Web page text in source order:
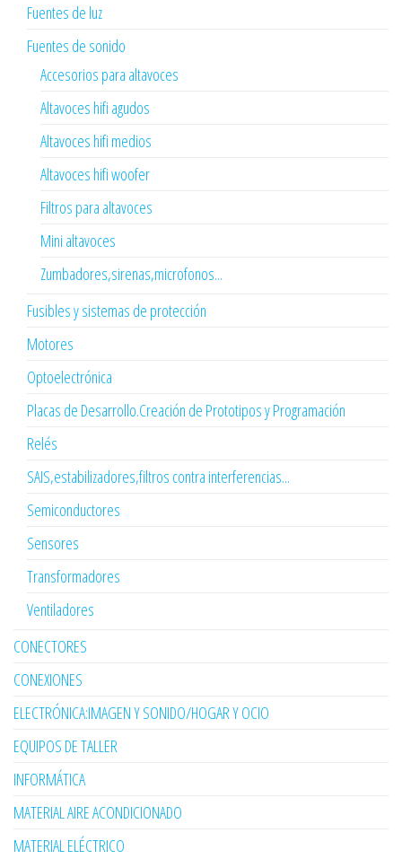
Fuentes de luz
Fuentes de sonido
Accesorios para altavoces
Altavoces hifi agudos
Altavoces hifi medios
Altavoces hifi woofer
Filtros para altavoces
Mini altavoces
Zumbadores,sirenas,microfonos...
Fusibles y sistemas de protección
Motores
Optoelectrónica
Placas de Desarrollo.Creación de Prototipos y Programación
Relés
SAIS,estabilizadores,filtros contra interferencias...
Semiconductores
Sensores
Transformadores
Ventiladores
CONECTORES
CONEXIONES
ELECTRÓNICA:IMAGEN Y SONIDO/HOGAR Y OCIO
EQUIPOS DE TALLER
INFORMÁTICA
MATERIAL AIRE ACONDICIONADO
MATERIAL ELÉCTRICO